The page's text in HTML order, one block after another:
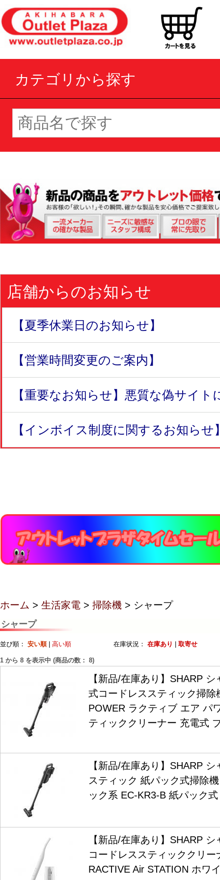
カテゴリから探す
店舗からのお知らせ
【夏季休業日のお知らせ】
【営業時間変更のご案内】
【重要なお知らせ】悪質な偽サイト
【インボイス制度に関するお知らせ
ホーム > 生活家電 > 掃除機 > シャープ
シャープ
並び順： 安い順| 高い順 在庫状況： 在庫あり 取寄せ
1 から 8 を表示中 (商品の数： 8)
【新品/在庫あり】SHARP
式コードレススティック掃除
POWER ラクティブ エア パ
ティッククリーナー 充電式
【新品/在庫あり】SHARP
スティック 紙パック式掃除
ック系 EC-KR3-B 紙パック
【新品/在庫あり】SHARP
コードレススティッククリ
RACTIVE Air STATION ホワ